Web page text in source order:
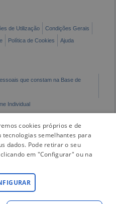
de Utilização
Condições Gerais
Política de Cookies Ajuda
que constam na Base de
Individual
cookies próprios e de
semelhantes para
dados. Pode retirar o seu
em "Configurar" ou na